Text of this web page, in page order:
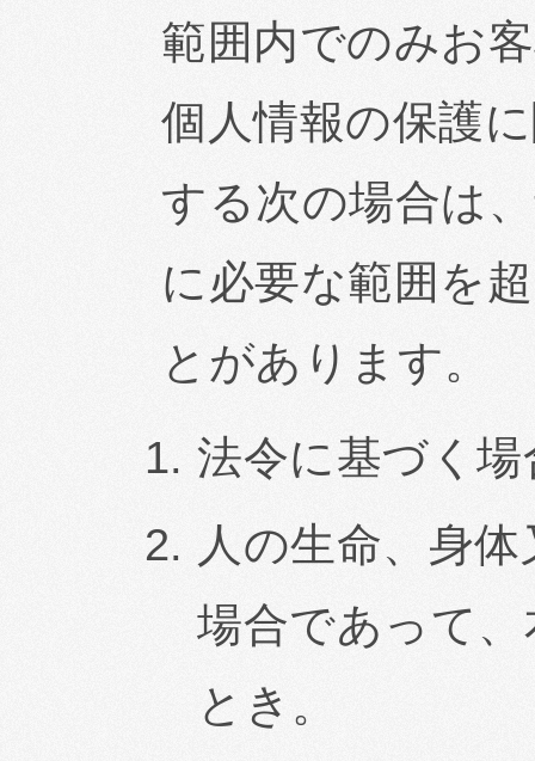
範囲内でのみお
個人情報の保護
する次の場合は
に必要な範囲を
とがあります。
法令に基づく場
人の生命、身
場合であって
とき。